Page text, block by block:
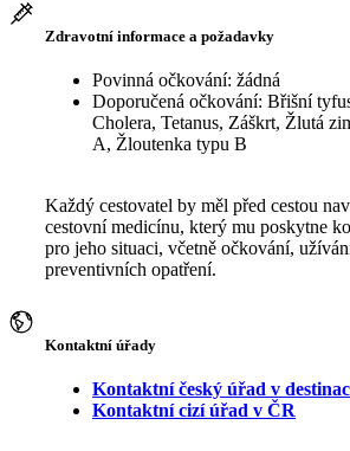
Zdravotní informace a požadavky
Povinná očkování: žádná
Doporučená očkování: Břišní
Cholera, Tetanus, Záškrt, Žlutá
A, Žloutenka typu B
Každý cestovatel by měl před cestou
cestovní medicínu, který mu poskytne
pro jeho situaci, včetně očkování,
preventivních opatření.
Kontaktní úřady
Kontaktní český úřad v
Kontaktní cizí úřad v ČR